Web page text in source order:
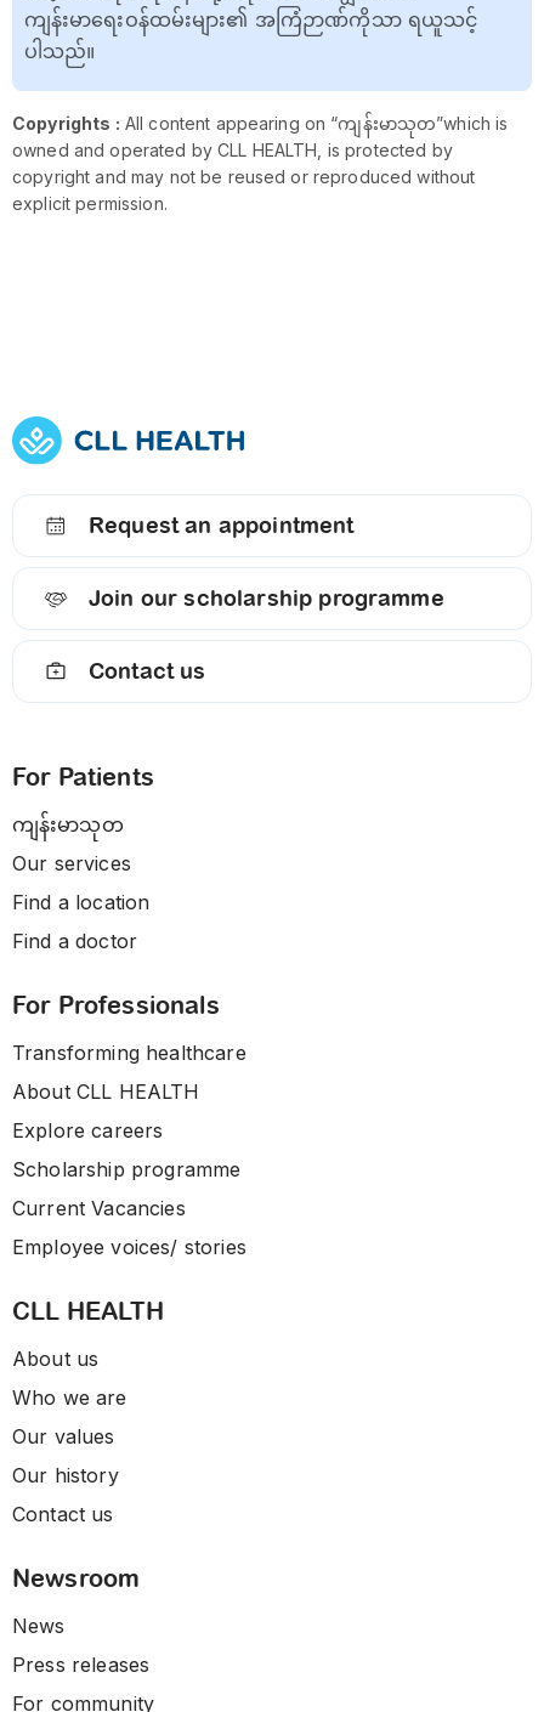
ကျန်းမာရေးဝန်ထမ်းများ၏ အကြံဉာဏ်ကိုသာ ရယူသင့်
ပါသည်။
Copyrights : All content appearing on “ကျန်းမာသုတ”which is
owned and operated by CLL HEALTH, is protected by
copyright and may not be reused or reproduced without
explicit permission.
Request an appointment
Join our scholarship programme
Contact us
For Patients
ကျန်းမာသုတ
Our services
Find a location
Find a doctor
For Professionals
Transforming healthcare
About CLL HEALTH
Explore careers
Scholarship programme
Current Vacancies
Employee voices/ stories
CLL HEALTH
About us
Who we are
Our values
Our history
Contact us
Newsroom
News
Press releases
For community